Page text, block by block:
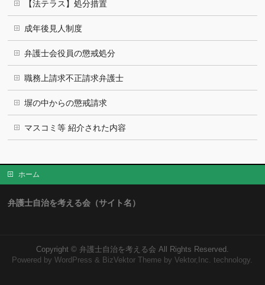
【法テラス】処分措置
成年後見人制度
弁護士会役員の懲戒処分
職務上請求不正請求弁護士
塀の中からの懲戒請求
マスコミ等 紹介された内容
ホーム
弁護士自治を考える会（サイト名）
Copyright © 弁護士自治を考える会 All Rights Reserved.
Powered byWordPress & BizVektor Theme by Vektor,Inc. technology.